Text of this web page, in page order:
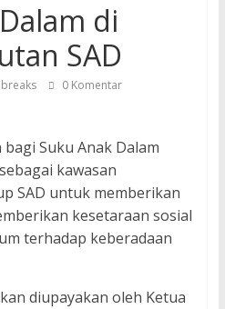
di
SAD
0 Komentar
Suku Anak Dalam
kawasan
SAD untuk memberikan
kesetaraan sosial
terhadap keberadaan
diupayakan oleh Ketua